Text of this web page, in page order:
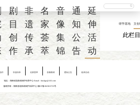
剧
目
创
作
非
遗
传
承
名
家
荟
萃
音
像
集
锦
通
知
公
告
延
伸
活
动
研学基地 文创
此栏
作 非遗传承 名家荟萃 音像集锦 通知公告 延伸活动
地址：湖南省花鼓戏保护传承中心 E-mail：hnshgx@163.com
版权所有：湖南省花鼓戏保护传承中心 湘ICP备2023015723号